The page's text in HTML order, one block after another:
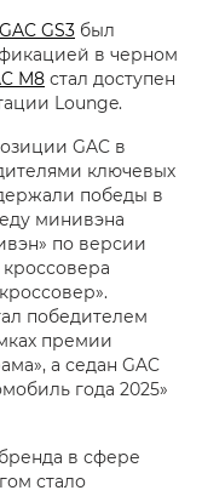
GAC GS3 был
в черном
M8 стал доступен
Lounge.
GAC в
ключевых
победы в
минивэна
по версии
победителем
премии
а седан GAC
года 2025»
в сфере
стало